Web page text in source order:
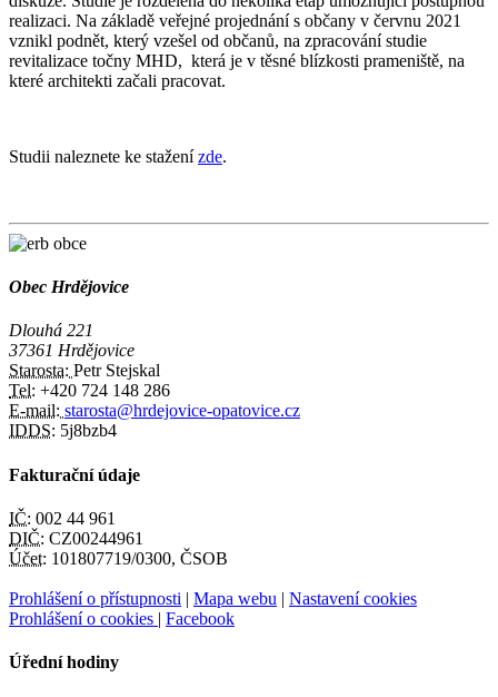
realizaci. Na základě veřejné projednání s občany v červnu 2021
vznikl podnět, který vzešel od občanů, na zpracování studie
revitalizace točny MHD, která je v těsné blízkosti prameniště, na
které architekti začali pracovat.
Studii naleznete ke staženízde.
Obec Hrdějovice
Dlouhá 221
37361 Hrdějovice
Starosta: Petr Stejskal
Tel: +420 724 148 286
E-mail: starosta@hrdejovice-opatovice.cz
IDDS: 5j8bzb4
Fakturační údaje
IČ: 002 44 961
DIČ: CZ00244961
Účet: 101807719/0300, ČSOB
Prohlášení o přístupnosti | Mapa webu | Nastavení cookies
Prohlášení o cookies | Facebook
Úřední hodiny